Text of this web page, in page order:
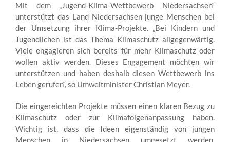
Mit dem „Jugend-Klima-Wettbewerb Niedersachsen“
unterstützt das Land Niedersachsen junge Menschen bei
der Umsetzung ihrer Klima-Projekte. „Bei Kindern und
Jugendlichen ist das Thema Klimaschutz allgegenwärtig.
Viele engagieren sich bereits für mehr Klimaschutz oder
wollen aktiv werden. Dieses Engagement möchten wir
unterstützen und haben deshalb diesen Wettbewerb ins
Leben gerufen“, so Umweltminister Christian Meyer.
Die eingereichten Projekte müssen einen klaren Bezug zu
Klimaschutz oder zur Klimafolgenanpassung haben.
Wichtig ist, dass die Ideen eigenständig von jungen
Menschen in Niedersachsen umgesetzt werden.